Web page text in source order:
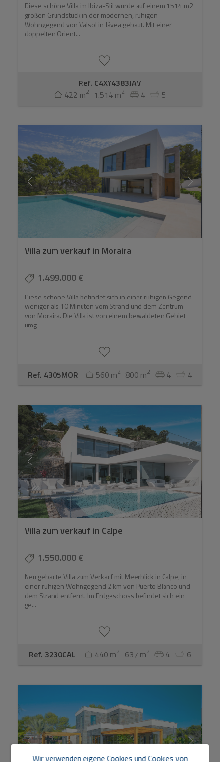
Diese schöne Villa im Ibiza-Stil wurde auf einem 1514 m2
großen Grundstück in der modernen, ruhigen
Wohngegend von Valsol in Jávea gebaut. Mit einer
doppelten Orient...
Ref. C4XY4383JAV
422 m2 1.514 m2 4 5
Villa zum verkauf in Moraira
1.499.000 €
Diese schöne Villa befindet sich in einer ruhigen Gegend
weniger als 10 Minuten vom Strand und dem Zentrum
von Moraira. Die Villa ist von einem bewaldeten Gebiet
umg...
Ref. 4305MOR 560 m2 800 m2 4 4
Villa zum verkauf in Calpe
1.550.000 €
Neu gebaute Villa zum Verkauf mit Meerblick in Calpe, in
einer ruhigen Wohngegend 2 km von Puerto Blanco und
dem Strand entfernt. Im Erdgeschoss befindet sich ein
ge...
Ref. 3230CAL 440 m2 637 m2 4 6
Wir verwenden eigene Cookies und Cookies von